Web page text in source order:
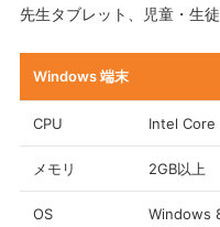
先生タブレット、児童・生
Windows 端末
CPU Intel Core
メモリ 2GB以上
OS Windows